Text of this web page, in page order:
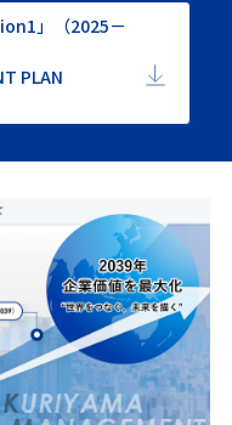
」（2025－
PLAN